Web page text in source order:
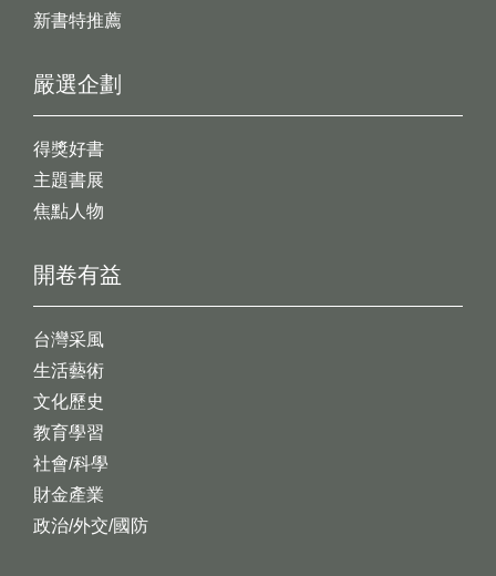
新書特推薦
開卷有益
台灣采風
生活藝術
文化歷史
教育學習
社會/科學
財金產業
政治/外交/國防
嚴選企劃
得獎好書
主題書展
焦點人物